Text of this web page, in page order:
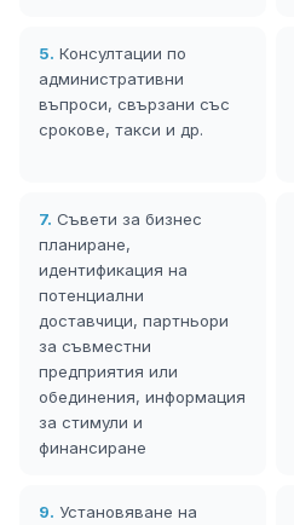
5. Консултации по
административни
въпроси, свързани със
срокове, такси и др.
7. Съвети за бизнес
планиране,
идентификация на
потенциални
доставчици, партньори
за съвместни
предприятия или
обединения, информация
за стимули и
финансиране
9. Установяване на